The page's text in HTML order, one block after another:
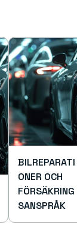
BILREPARATI
ONER OCH
FÖRSÄKRING
SANSPRÅK